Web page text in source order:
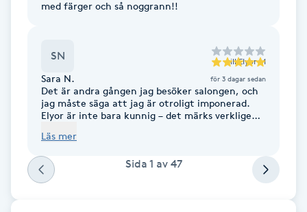
Fransk manikyr
Fransrengöring
Frekvensterapi
Friskvårdsmassage
Frisör
med färger och så noggrann!!
SN till Elyor M
Sara N. för 3 dagar sedan
Det är andra gången jag besöker salongen, och
jag måste säga att jag är otroligt imponerad.
Elyor är inte bara kunnig – det märks verkligen
bli sina vackraste jag! Och den där K18-
längre frissigt. Jag har definitivt hittat mitt nya
go-to-place. Rekommenderas varmt! 💛
Läs mer
Sida 1 av 47